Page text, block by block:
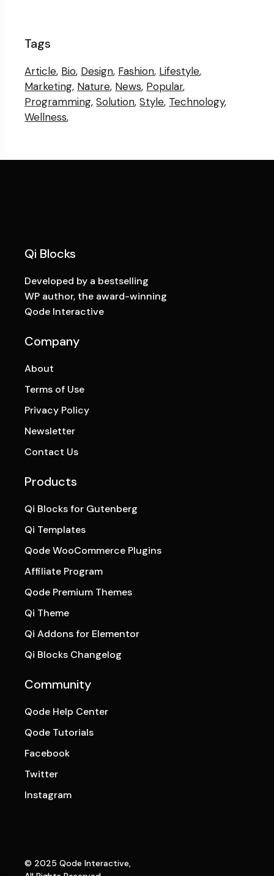
Tags
Article Bio Design Fashion Lifestyle
Marketing Nature News Popular
Programming Solution Style Technology
Wellness
Qi Blocks
Developed by a bestselling
WP author, the award-winning
Qode Interactive
Company
About
Terms of Use
Privacy Policy
Newsletter
Contact Us
Products
Qi Blocks for Gutenberg
Qi Templates
Qode WooCommerce Plugins
Affiliate Program
Qode Premium Themes
Qi Theme
Qi Addons for Elementor
Qi Blocks Changelog
Community
Qode Help Center
Qode Tutorials
Facebook
Twitter
Instagram
© 2025Qode Interactive,